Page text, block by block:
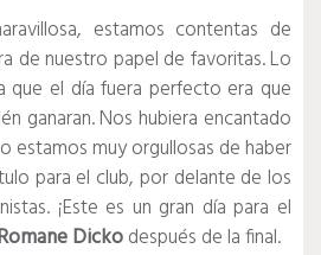
estamos contentas de
de nuestro papel de favoritas.Lo
que el día fuera perfecto era que
ganaran.Nos hubiera encantado
estamos muy orgullosas de haber
para el club, por delante de los
¡Este es un gran día para el
Dickodespués de la final.